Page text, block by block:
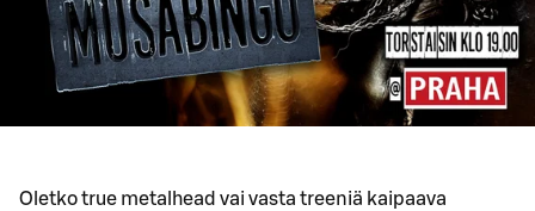
Oletko true metalhead vai vasta treeniä kaipaava